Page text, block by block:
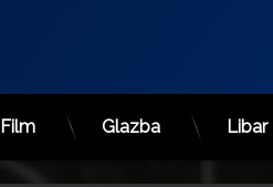
Film Glazba Libar